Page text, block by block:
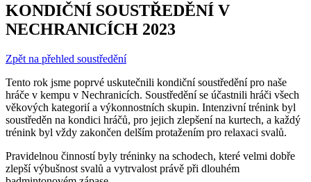
KONDIČNÍ SOUSTŘEDĚNÍ V
NECHRANICÍCH 2023
Zpět na přehled soustředění
Tento rok jsme poprvé uskutečnili kondiční soustředění pro naše
hráče v kempu v Nechranicích. Soustředění se účastnili hráči všech
věkových kategorií a výkonnostních skupin. Intenzivní trénink byl
soustředěn na kondici hráčů, pro jejich zlepšení na kurtech, a každý
trénink byl vždy zakončen delším protažením pro relaxaci svalů.
Pravidelnou činností byly tréninky na schodech, které velmi dobře
zlepší výbušnost svalů a vytrvalost právě při dlouhém